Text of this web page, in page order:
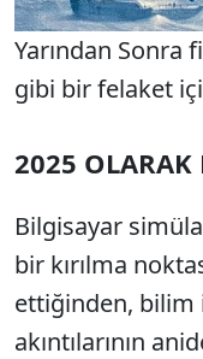
Yarından
gibi bir felaket
2025 OLARAK
Bilgisayar
bir kırılma
ettiğinden, bilim
akıntılarının